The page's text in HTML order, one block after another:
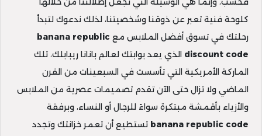
كلوحة فنية تعبر عن ذوقنا وشخصيتنا، لذلك ندعوك لتبدأ
رحلتك في تسوق أفضل الملابس مع banana republic
discount code الذي يعد بوابتك لعالم بانانا ريبابلك، تلك
الماركة الأمريكية التي تأسست في السبعينات من القرن
الماضي ولا تزال حتى الآن تقدم تصميمات عصرية من الملابس
والأزياء بأقمشة مبتكرة سواءً للرجال أو النساء، وبرفقة
banana republic code تستطيع أن تعمر خزانتك وتجدد